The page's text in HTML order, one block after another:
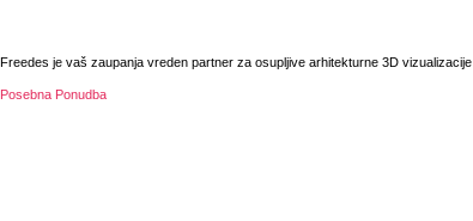
Freedes je vaš zaupanja vreden partner za osupljive arhitekturne 3D vizualizacije
Posebna Ponudba